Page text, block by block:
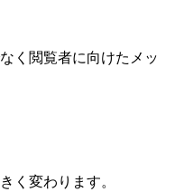
く閲覧者に向けたメッ
く変わります。